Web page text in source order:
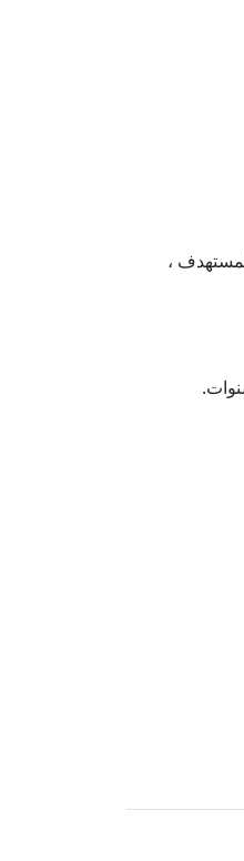
،